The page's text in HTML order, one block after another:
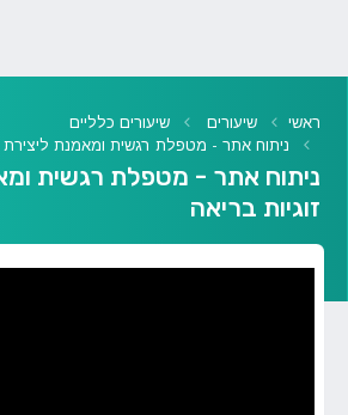
ראשי שיעורים
שיעורים כלליים
ניתוח אתר - מטפלת רגשית ומאמנת ליצירת
ניתוח אתר - מטפלת רגשית
זוגיות בריאה